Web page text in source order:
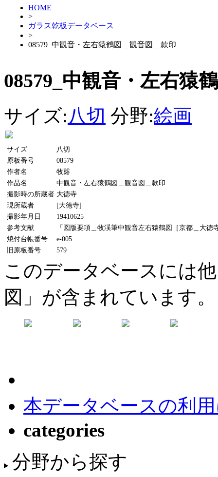
HOME
>
ガラス乾板データベース
>
08579_中観音・左右猿鶴図＿観音図＿款印
08579_中観音・左右猿
サイズ:八切 分野:絵画
サイズ
八切
原板番号
08579
作者名
牧谿
作品名
中観音・左右猿鶴図＿観音図＿款印
撮影時の所蔵者 大徳寺
現所蔵者
[大徳寺]
撮影年月日
19410625
参考文献
「図版要項＿牧渓筆中観音左右猿鶴図［京都＿大徳
焼付台帳番号
e-005
旧原板番号
579
このデータベースには
図」が含まれています。
本データベースの利
categories
分野から探す